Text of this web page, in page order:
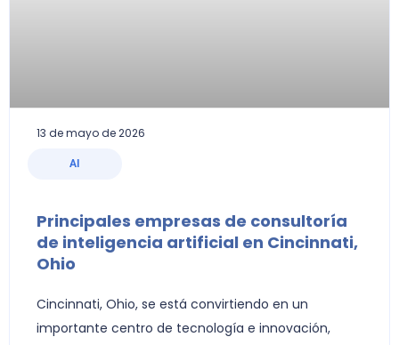
AI
Principales empresas de consultoría
de inteligencia artificial en Cincinnati,
Ohio
Cincinnati, Ohio, se está convirtiendo en un
importante centro de tecnología e innovación,
13 de mayo de 2026